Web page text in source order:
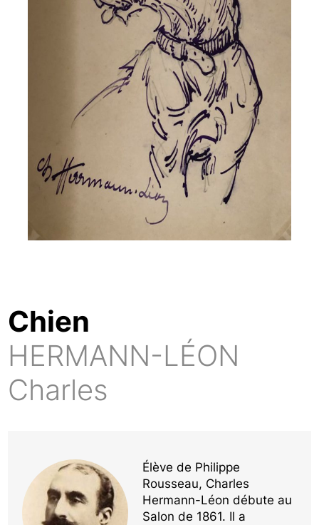
Chien
HERMANN-LÉON
Charles
Élève de Philippe
Rousseau, Charles
Hermann-Léon débute au
Salon de 1861. Il a